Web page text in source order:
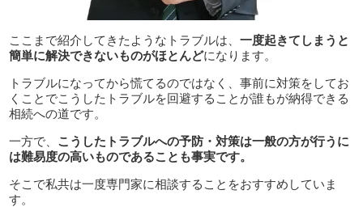
ここまで紹介してきたようなトラブルは、一度起きてしまうと
簡単に解決できないものがほとんどになります。
トラブルになってから慌てるのではなく、事前に対策をしてお
くことでこうしたトラブルを回避することが誰もが納得できる
相続への道です。
一方で、 こうしたトラブルへの予防・対策は一般の方が行うに
は難易度の高いものであることも事実です。
そこで私共は一度専門家に相談することをおすすめしていま
す。